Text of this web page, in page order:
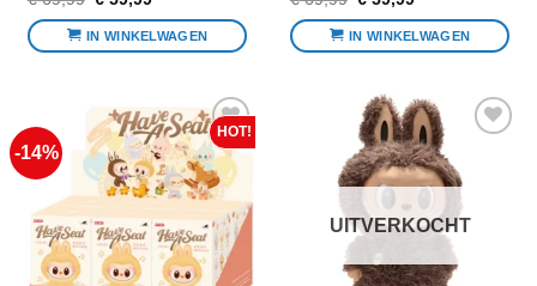
was:
€ 69,99.
is:
€ 59,99.
IN WINKELWAGEN
was:
€ 69,99.
is:
€ 59,99.
IN WINKELWAGEN
-14%
Voeg toe
aan
favorieten
favorieten
UITVERKOCHT